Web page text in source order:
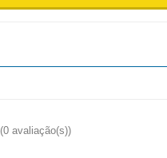
(0 avaliação(s))